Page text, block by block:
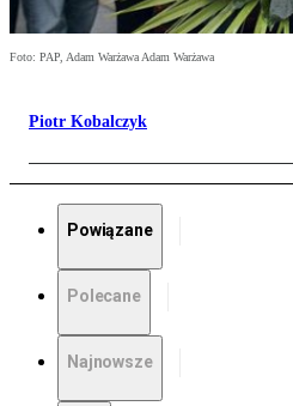
Foto: PAP, Adam Warżawa Adam Warżawa
Piotr Kobalczyk
Powiązane
Polecane
Najnowsze